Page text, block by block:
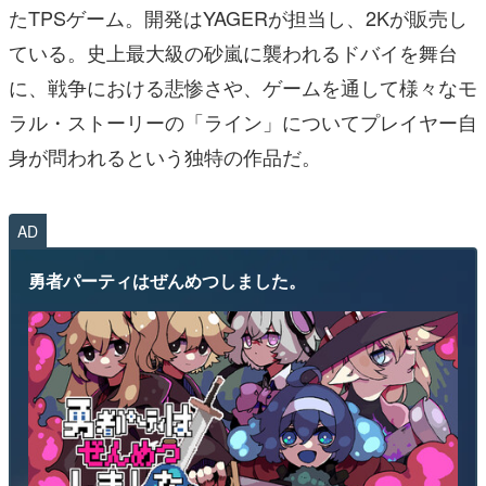
たTPSゲーム。開発はYAGERが担当し、2Kが販売し
ている。史上最大級の砂嵐に襲われるドバイを舞台
に、戦争における悲惨さや、ゲームを通して様々なモ
ラル・ストーリーの「ライン」についてプレイヤー自
身が問われるという独特の作品だ。
AD
勇者パーティはぜんめつしました。